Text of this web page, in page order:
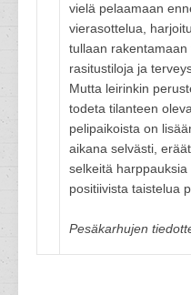
vielä pelaamaan
vierasottelua,
tullaan
rasitustiloja ja
Mutta leirinkin
todeta tilanteen
pelipaikoista on
aikana selvästi,
selkeitä
positiivista taistelua
Pesäkarhujen